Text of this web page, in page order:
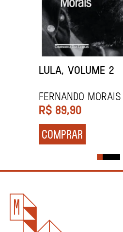
LULA, VOLUME 2
Fernando Morais
R$ 89,90
COMPRAR